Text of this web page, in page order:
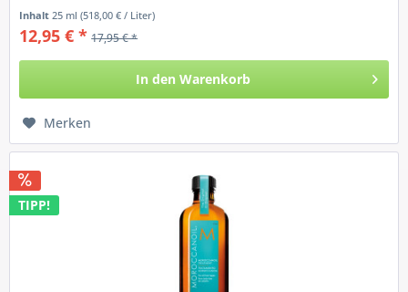
Inhalt 25 ml(518,00 € / Liter)
12,95 € * 17,95 € *
In den Warenkorb
Merken
TIPP!